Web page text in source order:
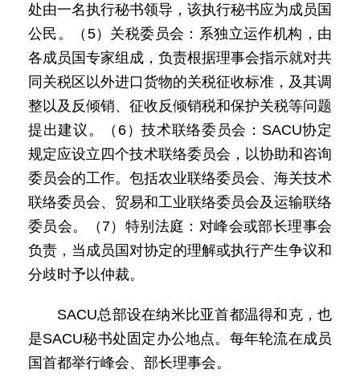
处由一名执行秘书领导，该执行秘书应为成员国
公民。（5）关税委员会：系独立运作机构，由
各成员国专家组成，负责根据理事会指示就对共
同关税区以外进口货物的关税征收标准，及其调
整以及反倾销、征收反倾销税和保护关税等问题
提出建议。（6）技术联络委员会：SACU协定
规定应设立四个技术联络委员会，以协助和咨询
委员会的工作。包括农业联络委员会、海关技术
联络委员会、贸易和工业联络委员会及运输联络
委员会。（7）特别法庭：对峰会或部长理事会
负责，当成员国对协定的理解或执行产生争议和
分歧时予以仲裁。
SACU总部设在纳米比亚首都温得和克，也
是SACU秘书处固定办公地点。每年轮流在成员
国首都举行峰会、部长理事会。